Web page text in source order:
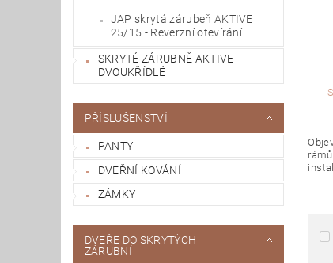
JAP skrytá zárubeň AKTIVE
25/15 - Reverzní otevírání
SKRYTÉ ZÁRUBNĚ AKTIVE -
DVOUKŘÍDLÉ
PŘÍSLUŠENSTVÍ
PANTY
DVEŘNÍ KOVÁNÍ
ZÁMKY
DVEŘE DO SKRYTÝCH
ZÁRUBNÍ